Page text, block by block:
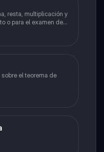
resta, multiplicación y
o para el examen de
el teorema de